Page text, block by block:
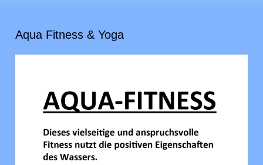
Aqua Fitness & Yoga